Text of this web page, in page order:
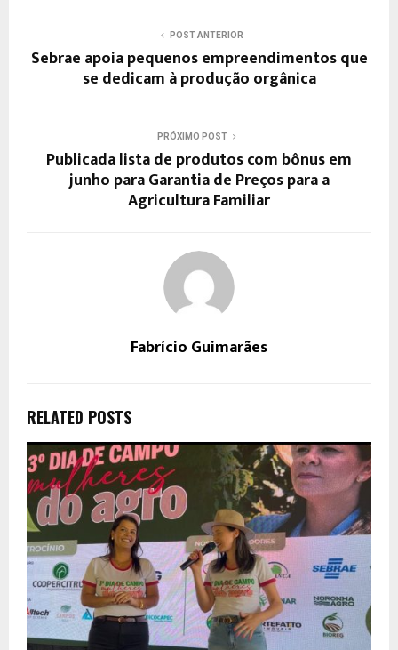
POST ANTERIOR
Sebrae apoia pequenos empreendimentos que
se dedicam à produção orgânica
PRÓXIMO POST
Publicada lista de produtos com bônus em
junho para Garantia de Preços para a
Agricultura Familiar
Fabrício Guimarães
RELATED POSTS